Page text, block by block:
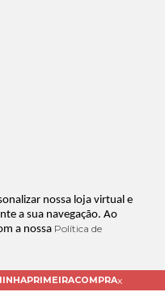
nossa loja virtual e
a sua navegação. Ao
a nossa Política de
x